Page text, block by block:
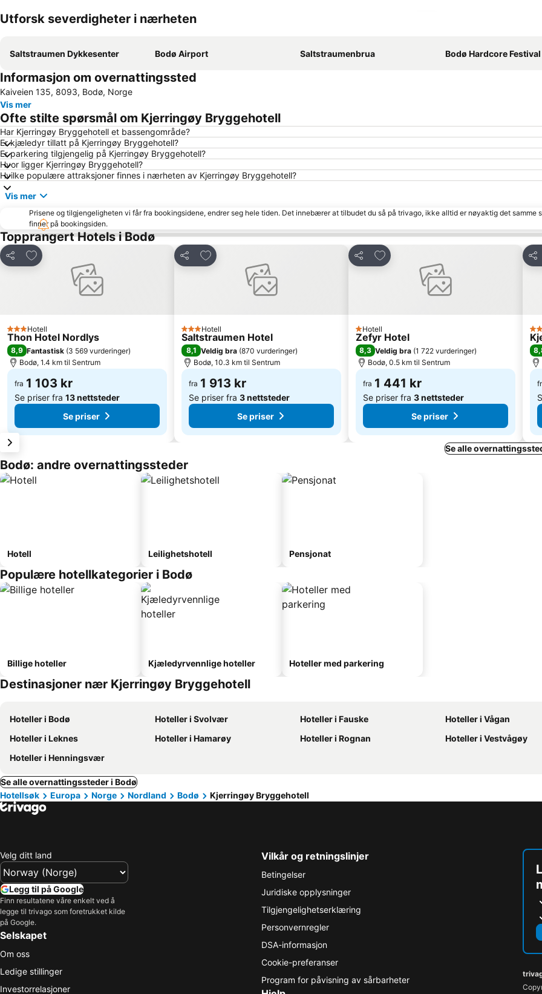
Utforsk severdigheter i nærheten
Saltstraumen Dykkesenter Bodø Airport Saltstraumenbrua Bodø Hardcore Festival
Informasjon om overnattingssted
Kaiveien 135, 8093, Bodø, Norge
Vis mer
Ofte stilte spørsmål om Kjerringøy Bryggehotell
Har Kjerringøy Bryggehotell et bassengområde?
Er kjæledyr tillatt på Kjerringøy Bryggehotell?
Er parkering tilgjengelig på Kjerringøy Bryggehotell?
Hvor ligger Kjerringøy Bryggehotell?
Hvilke populære attraksjoner finnes i nærheten av Kjerringøy Bryggehotell?
Vis mer
Prisene og tilgjengeligheten vi får fra bookingsidene, endrer seg hele tiden. Det innebærer at tilbudet du så på trivago, ikke alltid er nøyaktig det samme
finner på bookingsiden.
Topprangert Hotels i Bodø
Del
Legg til i favoritter
3 Stjerner
Hotell
Thon Hotel Nordlys
8,9 Fantastisk (3 569 vurderinger)
Bodø, 1.4 km til Sentrum
fra 1 103 kr
Se priser fra 13 nettsteder
Se priser
Del
Legg til i favoritter
3 Stjerner
Hotell
Saltstraumen Hotel
8,1 Veldig bra (870 vurderinger)
Bodø, 10.3 km til Sentrum
fra 1 913 kr
Se priser fra 3 nettsteder
Se priser
Del
Legg til i favoritter
1 Stjerner
Hotell
Zefyr Hotel
8,3 Veldig bra (1 722 vurderinger)
Bodø, 0.5 km til Sentrum
fra 1 441 kr
Se priser fra 3 nettsteder
Se priser
Del
3
Se alle
Bodø: andre overnattingssteder
Hotell Leilighetshotell Pensjonat
Populære hotellkategorier i Bodø
Billige hoteller Kjæledyrvennlige hoteller Hoteller med parkering
Destinasjoner nær Kjerringøy Bryggehotell
Hoteller i Bodø Hoteller i Svolvær Hoteller i Fauske
Hoteller i Vågan
Hoteller i Leknes
Hoteller i Hamarøy Hoteller i Rognan
Hoteller i Vestvågøy
Hoteller i Henningsvær
Se alle overnattingssteder i Bodø
Hotellsøk
Europa Norge Nordland Bodø Kjerringøy Bryggehotell
Velg ditt land
Legg til på Google
Finn resultatene våre enkelt ved å
legge til trivago som foretrukket kilde
på Google.
Selskapet
Om oss
Ledige stillinger
Investorrelasjoner
Vilkår og retningslinjer
Betingelser
Juridiske opplysninger
Tilgjengelighetserklæring
Personvernregler
DSA-informasjon
Cookie-preferanser
Program for påvisning av sårbarheter